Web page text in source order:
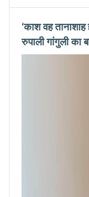
‘काश वह
रुपाली गांगुली का